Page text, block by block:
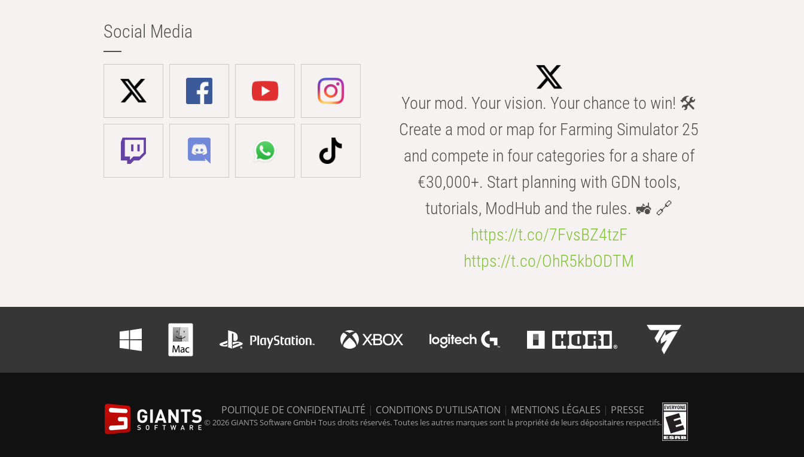
Social Media
Your mod. Your vision. Your chance to win! 🛠️
Create a mod or map for Farming Simulator 25
and compete in four categories for a share of
€30,000+. Start planning with GDN tools,
tutorials, ModHub and the rules. 🚜 🔗
https://t.co/7FvsBZ4tzF
https://t.co/OhR5kbODTM
POLITIQUE DE CONFIDENTIALITÉ | CONDITIONS D'UTILISATION | MENTIONS LÉGALES | PRESSE
© 2026 GIANTS Software GmbH Tous droits réservés. Toutes les autres marques sont la propriété de leurs dépositaires respectifs.